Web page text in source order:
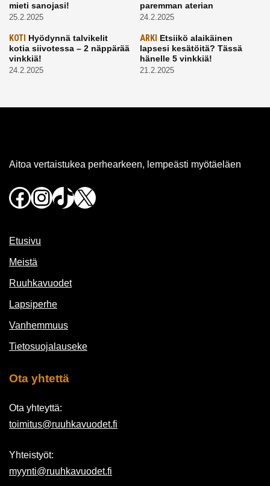
mieti sanojasi!
25.2.2025
paremman aterian
24.2.2025
KOTI Hyödynnä talvikelit
kotia siivotessa – 2 näppärää
vinkkiä!
24.2.2025
ARKI Etsiikö alaikäinen
lapsesi kesätöitä? Tässä
hänelle 5 vinkkiä!
21.2.2025
Aitoa vertaistukea perhearkeen, lempeästi myötäeläen
Facebook
Instagram
TikTok
X
Etusivu
Meistä
Ruuhkavuodet
Lapsiperhe
Vanhemmuus
Tietosuojalauseke
Ota yhtettä
Ota yhteyttä:
toimitus@ruuhkavuodet.fi
Yhteistyöt:
myynti@ruuhkavuodet.fi